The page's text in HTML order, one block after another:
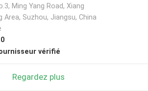
Ming Yang Road, Xiang
Area, Suzhou, Jiangsu, China
vérifié
Regardez plus